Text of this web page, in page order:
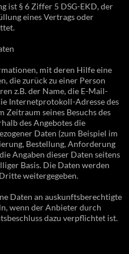
ist § 6 Ziffer 5 DSG-EKD, der
eines Vertrags oder
mit deren Hilfe eine
die zurück zu einer Person
z.B. der Name, die E-Mail-
Internetprotokoll-Adresse des
Zeitraum seines Besuchs des
des Angebotes die
Daten (zum Beispiel im
Bestellung, Anforderung
Angaben dieser Daten seitens
Basis. Die Daten werden
weitergegeben.
Daten an auskunftsberechtigte
wenn der Anbieter durch
dazu verpflichtet ist.